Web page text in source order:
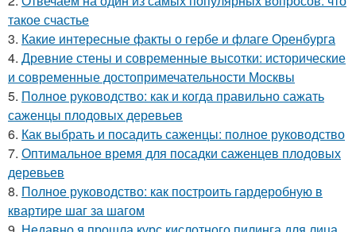
такое счастье
3. Какие интересные факты о гербе и флаге Оренбурга
4. Древние стены и современные высотки: исторические
и современные достопримечательности Москвы
5. Полное руководство: как и когда правильно сажать
саженцы плодовых деревьев
6. Как выбрать и посадить саженцы: полное руководство
7. Оптимальное время для посадки саженцев плодовых
деревьев
8. Полное руководство: как построить гардеробную в
квартире шаг за шагом